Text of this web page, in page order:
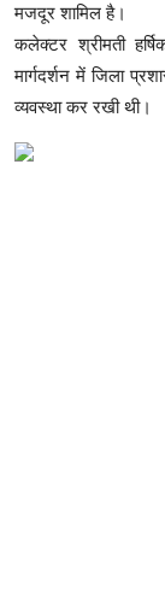
मजदूर शामिल है।
कलेक्टर श्रीमती
मार्गदर्शन में जिला
व्यवस्था कर रखी थी।